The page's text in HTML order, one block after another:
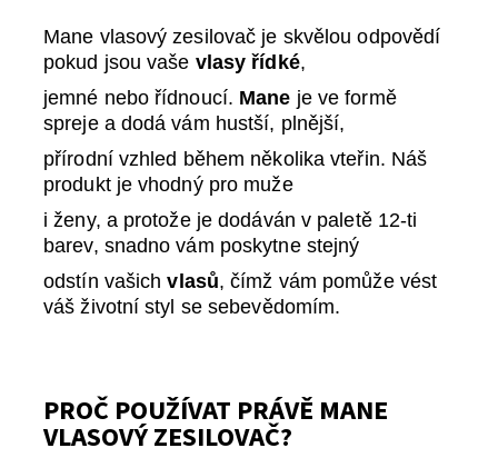
Mane vlasový zesilovač je skvělou odpovědí
pokud jsou vaše vlasy řídké,
jemné nebo řídnoucí. Mane je ve formě
spreje a dodá vám hustší, plnější,
přírodní vzhled během několika vteřin. Náš
produkt je vhodný pro muže
i ženy, a protože je dodáván v paletě 12-ti
barev, snadno vám poskytne stejný
odstín vašichvlasů, čímž vám pomůže vést
váš životní styl se sebevědomím.
PROČ POUŽÍVAT PRÁVĚ MANE
VLASOVÝ ZESILOVAČ?